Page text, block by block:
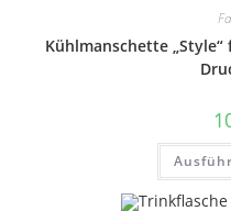
Kühlmanschette „Style“